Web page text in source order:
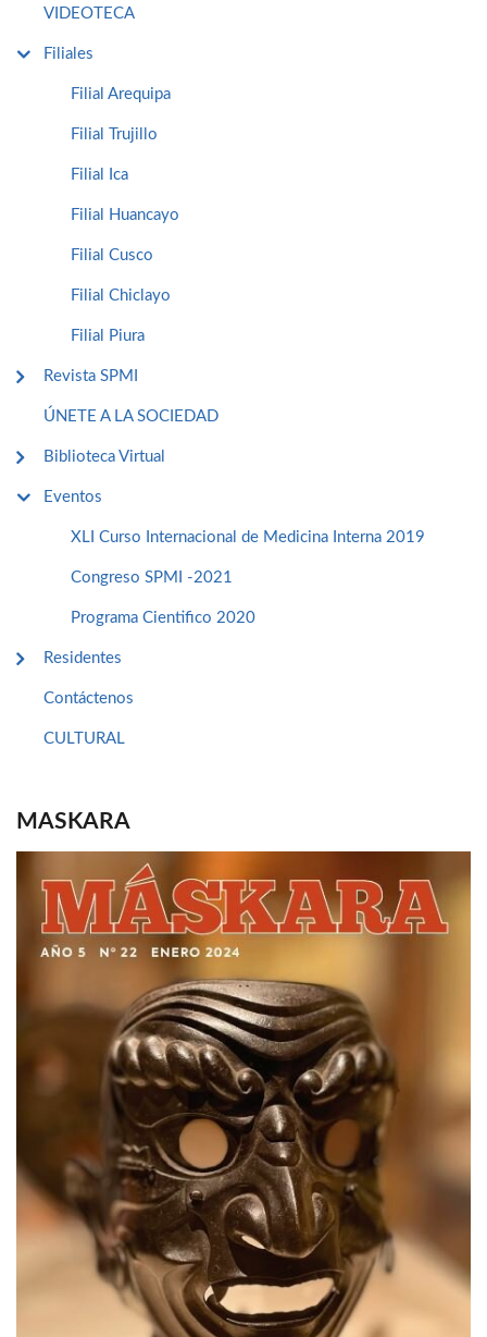
VIDEOTECA
Filiales
Filial Arequipa
Filial Trujillo
Filial Ica
Filial Huancayo
Filial Cusco
Filial Chiclayo
Filial Piura
Revista SPMI
ÚNETE A LA SOCIEDAD
Biblioteca Virtual
Eventos
XLI Curso Internacional de Medicina Interna 2019
Congreso SPMI -2021
Programa Cientifico 2020
Residentes
Contáctenos
CULTURAL
MASKARA